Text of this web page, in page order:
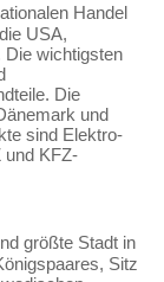
Handel
USA,
Die wichtigsten
Die
und
sind Elektro-
und KFZ-
größte Stadt in
Sitz